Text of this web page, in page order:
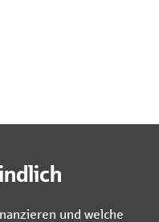
und welche